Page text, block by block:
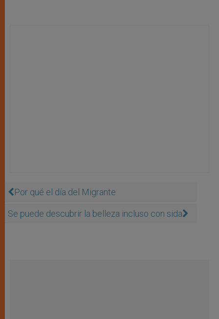
Por qué el día del Migrante
Se puede descubrir la belleza incluso con sida